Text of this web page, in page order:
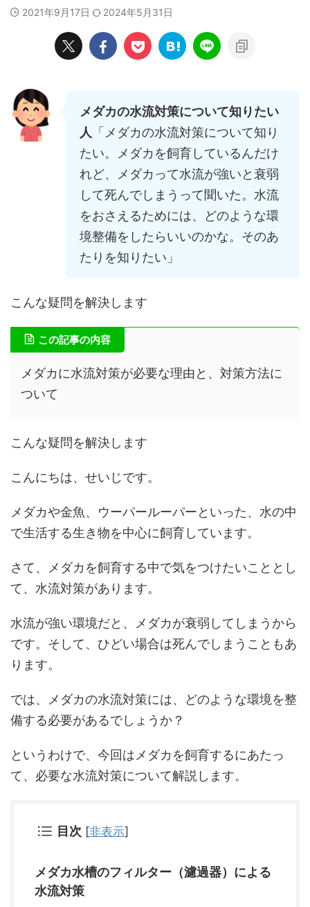
2021年9月17日 2024年5月31日
メダカの水流対策について知りたい
人 「メダカの水流対策について知り
たい。メダカを飼育しているんだけ
れど、メダカって水流が強いと衰弱
して死んでしまうって聞いた。水流
をおさえるためには、どのような環
境整備をしたらいいのかな。そのあ
たりを知りたい」
こんな疑問を解決します
この記事の内容
メダカに水流対策が必要な理由と、対策方法に
ついて
こんな疑問を解決します
こんにちは、せいじです。
メダカや金魚、ウーパールーパーといった、水の中
で生活する生き物を中心に飼育しています。
さて、メダカを飼育する中で気をつけたいこととし
て、水流対策があります。
水流が強い環境だと、メダカが衰弱してしまうから
です。そして、ひどい場合は死んでしまうこともあ
ります。
では、メダカの水流対策には、どのような環境を整
備する必要があるでしょうか？
というわけで、今回はメダカを飼育するにあたっ
て、必要な水流対策について解説します。
目次 [非表示]
メダカ水槽のフィルター（濾過器）による
水流対策